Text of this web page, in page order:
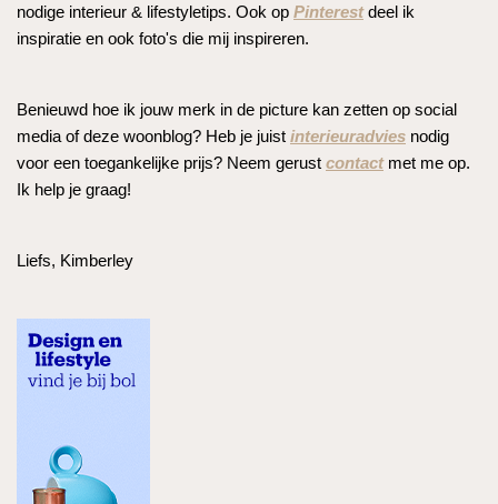
nodige interieur & lifestyletips. Ook op Pinterestdeel ik
inspiratie en ook foto's die mij inspireren.
Benieuwd hoe ik jouw merk in de picture kan zetten op social
media of deze woonblog? Heb je juist interieuradvies nodig
voor een toegankelijke prijs? Neem gerust contactmet me op.
Ik help je graag!
Liefs, Kimberley